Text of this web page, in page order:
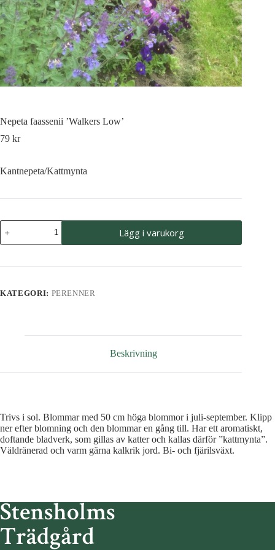
Nepeta faassenii ’Walkers Low’
79 kr
Kantnepeta/Kattmynta
Nepeta
faassenii
'Walkers
mängd
Lägg i varukorg
KATEGORI: PERENNER
Beskrivning
Trivs i sol. Blommar med 50 cm höga blommor i juli-september. Klipp
ner efter blomning och den blommar en gång till. Har ett aromatiskt,
doftande bladverk, som gillas av katter och kallas därför ”kattmynta”.
Väldränerad och varm gärna kalkrik jord. Bi- och fjärilsväxt.